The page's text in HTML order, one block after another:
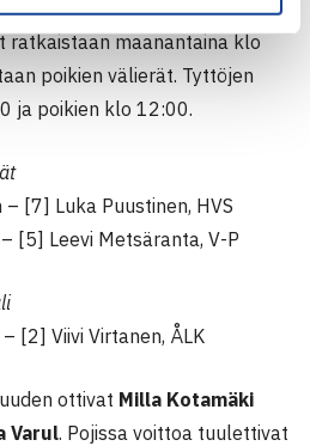
ratkaistaan maanantaina klo
poikien välierät. Tyttöjen
ja poikien klo 12:00.
[7] Luka Puustinen, HVS
[5] Leevi Metsäranta, V-P
[2] Viivi Virtanen, ÅLK
ottivat Milla Kotamäki
Varul. Pojissa voittoa tuulettivat